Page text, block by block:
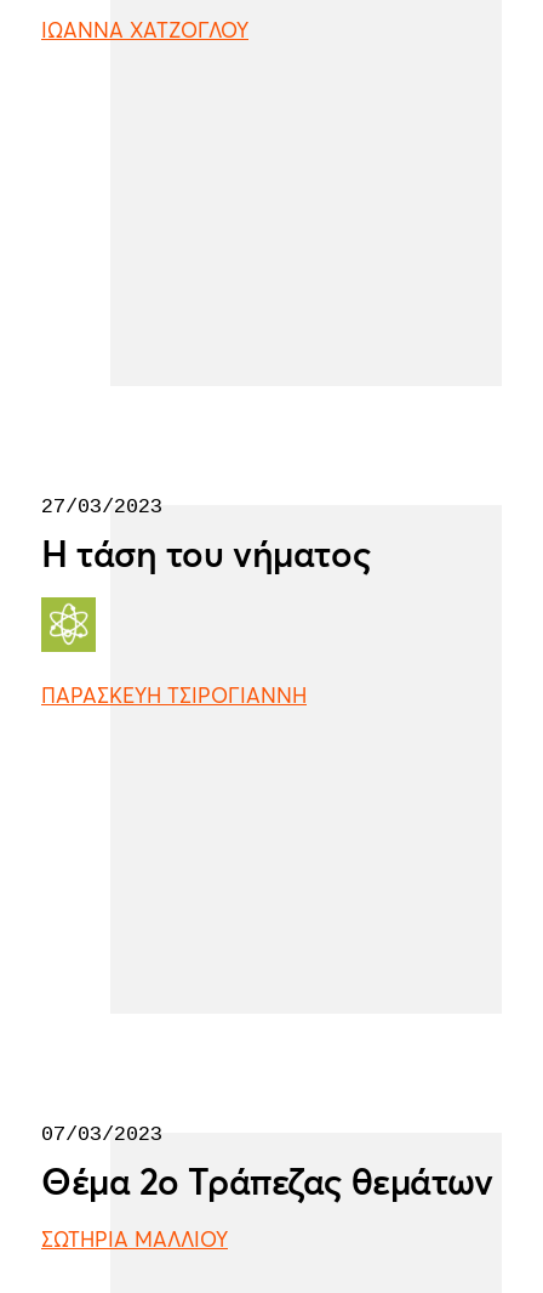
ΙΩΑΝΝΑ ΧΑΤΖΟΓΛΟΥ
27/03/2023
Η τάση του νήματος
ΠΑΡΑΣΚΕΥΗ ΤΣΙΡΟΓΙΑΝΝΗ
07/03/2023
Θέμα 2ο Τράπεζας θεμάτων
ΣΩΤΗΡΙΑ ΜΑΛΛΙΟΥ